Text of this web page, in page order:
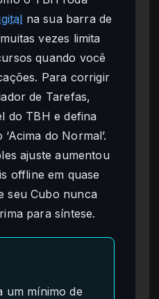
na sua barra de
vezes limita
quando você
Para corrigir
de Tarefas,
do TBH e defina
do Normal’.
ajuste aumentou
offline em quase
seu Cubo nunca
para síntese.
um mínimo de